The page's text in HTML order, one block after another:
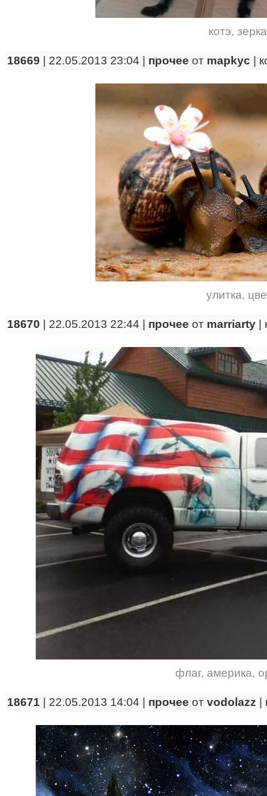
котэ,
18669 | 22.05.2013 23:04 | прочее от mapkyc
улитка,
18670 | 22.05.2013 22:44 | прочее от marriarty
флаг, америка,
18671 | 22.05.2013 14:04 | прочее от vodolazz